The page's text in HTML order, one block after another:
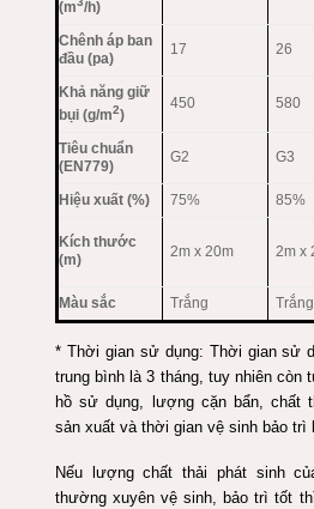
(m /h)
Chênh áp ban
đầu (pa)
17 26
Khả năng giữ
bụi (g/m2)
450 580
Tiêu chuẩn
(EN779)
G2 G3
Hiệu xuất (%) 75% 85%
Kích thước
(m)
2m x 20m 2m x
Màu sắc
Trắng Trắng
* Thời gian sử dụng: Thời gian sử
trung bình là 3 tháng, tuy nhiên còn
hồ sử dụng, lượng cặn bẩn, chất
sản xuất và thời gian vệ sinh bảo trì
Nếu lượng chất thải phát sinh
thường xuyên vệ sinh, bảo trì tốt